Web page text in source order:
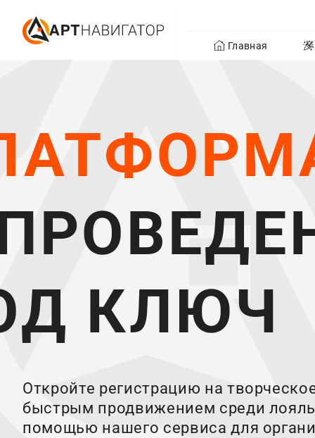
Главная
КЛЮЧ
Откройте регистрацию на
быстрым продвижением среди
помощью нашего сервиса для